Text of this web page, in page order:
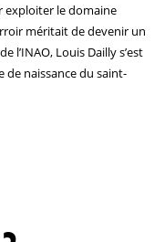
exploiter le domaine
méritait de devenir un
l’INAO, Louis Dailly s’est
de naissance du saint-